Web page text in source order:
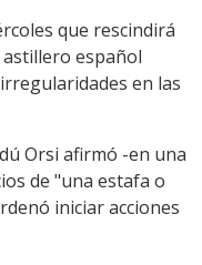
que rescindirá
español
en las
Orsi afirmó -en una
de "una estafa o
iniciar acciones